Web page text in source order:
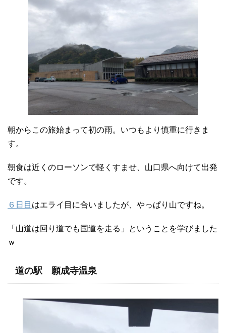
朝からこの旅始まって初の雨。いつもより慎重に行きま
す。
朝食は近くのローソンで軽くすませ、山口県へ向けて出発
です。
６日目 はエライ目に合いましたが、やっぱり山ですね。
「山道は回り道でも国道を走る」ということを学びました
ｗ
道の駅 願成寺温泉